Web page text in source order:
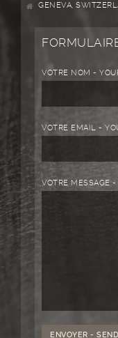
GENEVA,
VOTRE NOM -
VOTRE EMAIL -
VOTRE MESSAGE